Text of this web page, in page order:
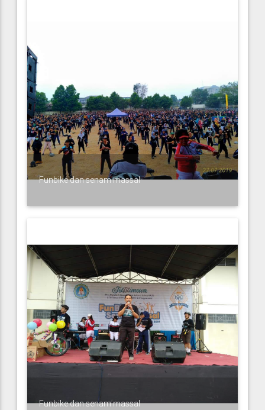
Funbike dan senam massal
Funbike dan senam massal